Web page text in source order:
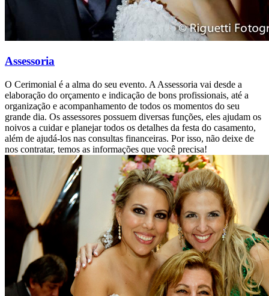
Assessoria
O Cerimonial é a alma do seu evento. A Assessoria vai desde a
elaboração do orçamento e indicação de bons profissionais, até a
organização e acompanhamento de todos os momentos do seu
grande dia. Os assessores possuem diversas funções, eles ajudam os
noivos a cuidar e planejar todos os detalhes da festa do casamento,
além de ajudá-los nas consultas financeiras. Por isso, não deixe de
nos contratar, temos as informações que você precisa!